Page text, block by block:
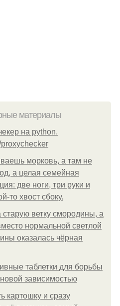
материалы
на python.
морковь, а там не
а целая семейная
две ноги, три руки и
то хвост сбоку.
старую ветку смородины, а
нормальной светлой
оказалась чёрная
таблетки для борьбы
зависимостью
картошку и сразу